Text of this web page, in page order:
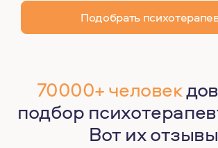
Подобрать
70000+ человек
подбор
Вот их